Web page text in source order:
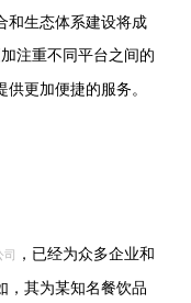
和生态体系建设将成
注重不同平台之间的
更加便捷的服务。
，已经为众多企业和
，其为某知名餐饮品